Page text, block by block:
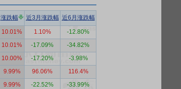
涨跌幅 近3月涨跌幅 近6月涨跌幅
10.01% 1.10%
-12.80%
10.01% -17.09%
-34.82%
10.00% -17.20%
-3.98%
9.99% 96.06%
116.4%
9.99% -22.52%
-33.99%